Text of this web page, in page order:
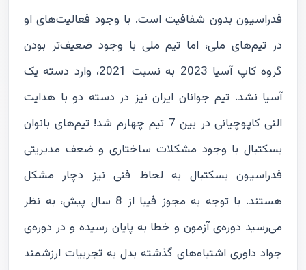
فدراسیون بدون شفافیت است. با وجود فعالیت‌های او
در تیم‌های ملی، اما تیم ملی با وجود ضعیف‌تر بودن
گروه کاپ آسیا 2023 به نسبت 2021، وارد دسته یک
آسیا نشد. تیم جوانان ایران نیز در دسته دو با هدایت
النی کاپوچیانی در بین 7 تیم چهارم شد! تیم‌های بانوان
بسکتبال با وجود مشکلات ساختاری و ضعف مدیریتی
فدراسیون بسکتبال به لحاظ فنی نیز دچار مشکل
هستند. با توجه به مجوز فیبا از 8 سال پیش، به نظر
می‌رسید دوره‌ی آزمون و خطا به پایان رسیده و در دوره‌ی
جواد داوری اشتباه‌های گذشته بدل به تجربیات ارزشمند